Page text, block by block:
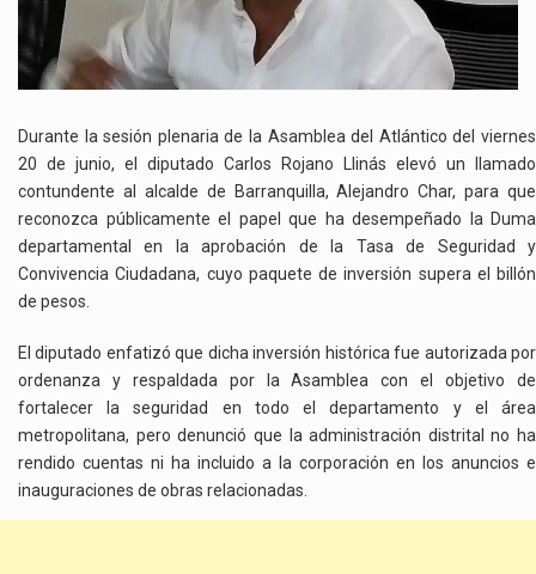
MILLONARIA
INVERSIÓN
EN
SEGURIDAD
Durante la sesión plenaria de la Asamblea del Atlántico del viernes
20 de junio, el diputado Carlos Rojano Llinás elevó un llamado
contundente al alcalde de Barranquilla, Alejandro Char, para que
reconozca públicamente el papel que ha desempeñado la Duma
departamental en la aprobación de la Tasa de Seguridad y
Convivencia Ciudadana, cuyo paquete de inversión supera el billón
de pesos.
El diputado enfatizó que dicha inversión histórica fue autorizada por
ordenanza y respaldada por la Asamblea con el objetivo de
fortalecer la seguridad en todo el departamento y el área
metropolitana, pero denunció que la administración distrital no ha
rendido cuentas ni ha incluido a la corporación en los anuncios e
inauguraciones de obras relacionadas.